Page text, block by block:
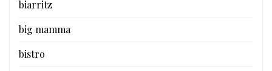
biarritz
big mamma
bistro